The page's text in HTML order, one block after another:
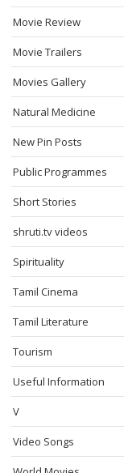
Movie Review
Movie Trailers
Movies Gallery
Natural Medicine
New Pin Posts
Public Programmes
Short Stories
shruti.tv videos
Spirituality
Tamil Cinema
Tamil Literature
Tourism
Useful Information
V
Video Songs